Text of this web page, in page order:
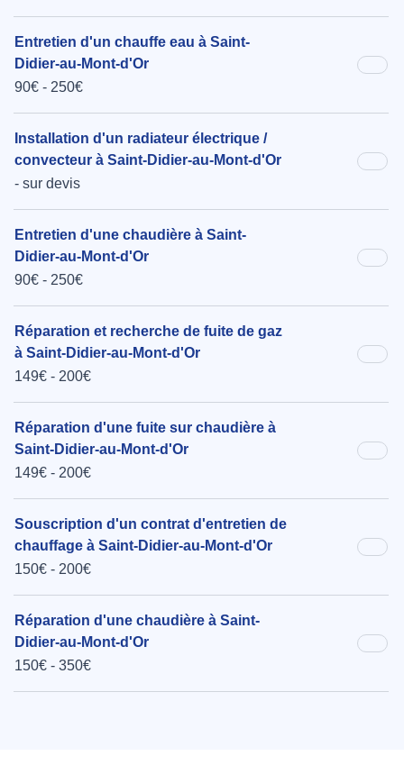
Entretien d'un chauffe eau à Saint-
Didier-au-Mont-d'Or
90€ - 250€
Installation d'un radiateur électrique /
convecteur à Saint-Didier-au-Mont-d'Or
- sur devis
Entretien d'une chaudière à Saint-
Didier-au-Mont-d'Or
90€ - 250€
Réparation et recherche de fuite de gaz
à Saint-Didier-au-Mont-d'Or
149€ - 200€
Réparation d'une fuite sur chaudière à
Saint-Didier-au-Mont-d'Or
149€ - 200€
Souscription d'un contrat d'entretien de
chauffage à Saint-Didier-au-Mont-d'Or
150€ - 200€
Réparation d'une chaudière à Saint-
Didier-au-Mont-d'Or
150€ - 350€